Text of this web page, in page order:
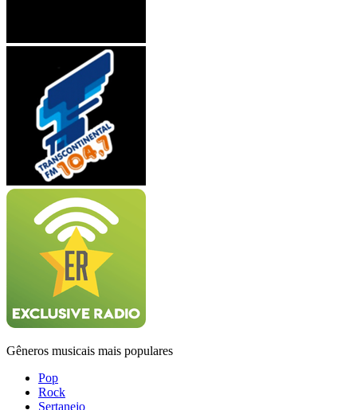
Gêneros musicais mais populares
Pop
Rock
Sertanejo